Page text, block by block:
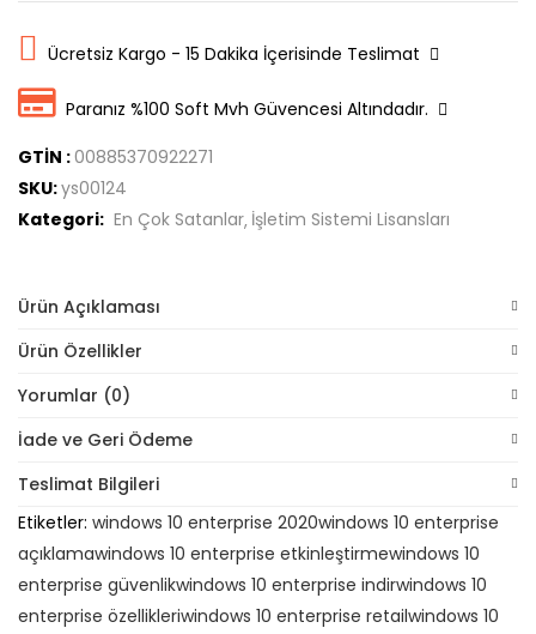
Ücretsiz Kargo - 15 Dakika İçerisinde Teslimat
Paranız %100 Soft Mvh Güvencesi Altındadır.
GTİN :00885370922271
SKU:ys00124
Kategori: En Çok Satanlar İşletim Sistemi Lisansları
Ürün Açıklaması
Ürün Özellikler
Yorumlar (0)
İade ve Geri Ödeme
Teslimat Bilgileri
Etiketler: windows 10 enterprise 2020windows 10 enterprise
açıklamawindows 10 enterprise etkinleştirmewindows 10
enterprise güvenlikwindows 10 enterprise indirwindows 10
enterprise özellikleriwindows 10 enterprise retailwindows 10